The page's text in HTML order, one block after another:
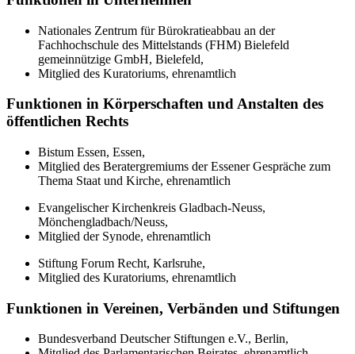
Nationales Zentrum für Bürokratieabbau an der
Fachhochschule des Mittelstands (FHM) Bielefeld
gemeinnützige GmbH, Bielefeld,
Mitglied des Kuratoriums, ehrenamtlich
Funktionen in Körperschaften und Anstalten des
öffentlichen Rechts
Bistum Essen, Essen,
Mitglied des Beratergremiums der Essener Gespräche zum
Thema Staat und Kirche, ehrenamtlich
Evangelischer Kirchenkreis Gladbach-Neuss,
Mönchengladbach/Neuss,
Mitglied der Synode, ehrenamtlich
Stiftung Forum Recht, Karlsruhe,
Mitglied des Kuratoriums, ehrenamtlich
Funktionen in Vereinen, Verbänden und Stiftungen
Bundesverband Deutscher Stiftungen e.V., Berlin,